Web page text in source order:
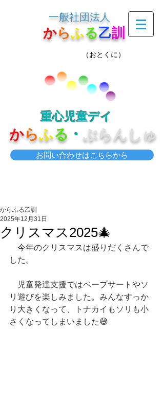
一般社団法人
からふる乙訓
（おとくに）
重心児童デイ
からふる ・ ぶらんしゅ
お問い合わせはこちらから
クリスマス2025🎄
からふる乙訓
2025年12月31日
今年のクリスマスは盛りだくさんで
した。
児童発達支援ではペープサートやソ
リ遊びを楽しみました。みんなすっか
り大きくなって、トナカイもソリも小
さくなってしまいました😅